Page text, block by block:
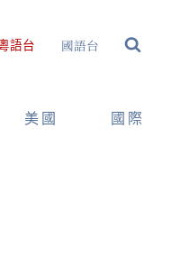
語台 國語台
美國 國際